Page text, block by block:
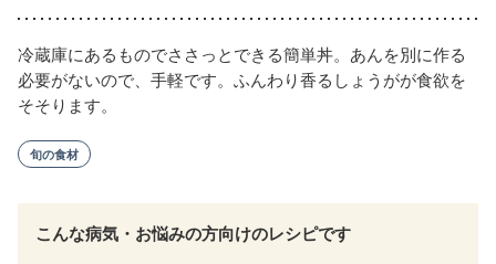
冷蔵庫にあるものでささっとできる簡単丼。あんを別に作る
必要がないので、手軽です。ふんわり香るしょうがが食欲を
そそります。
旬の食材
こんな病気・お悩みの方向けのレシピです